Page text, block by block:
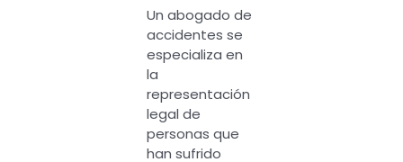
Un abogado de
accidentes se
especializa en
la
representación
legal de
personas que
han sufrido